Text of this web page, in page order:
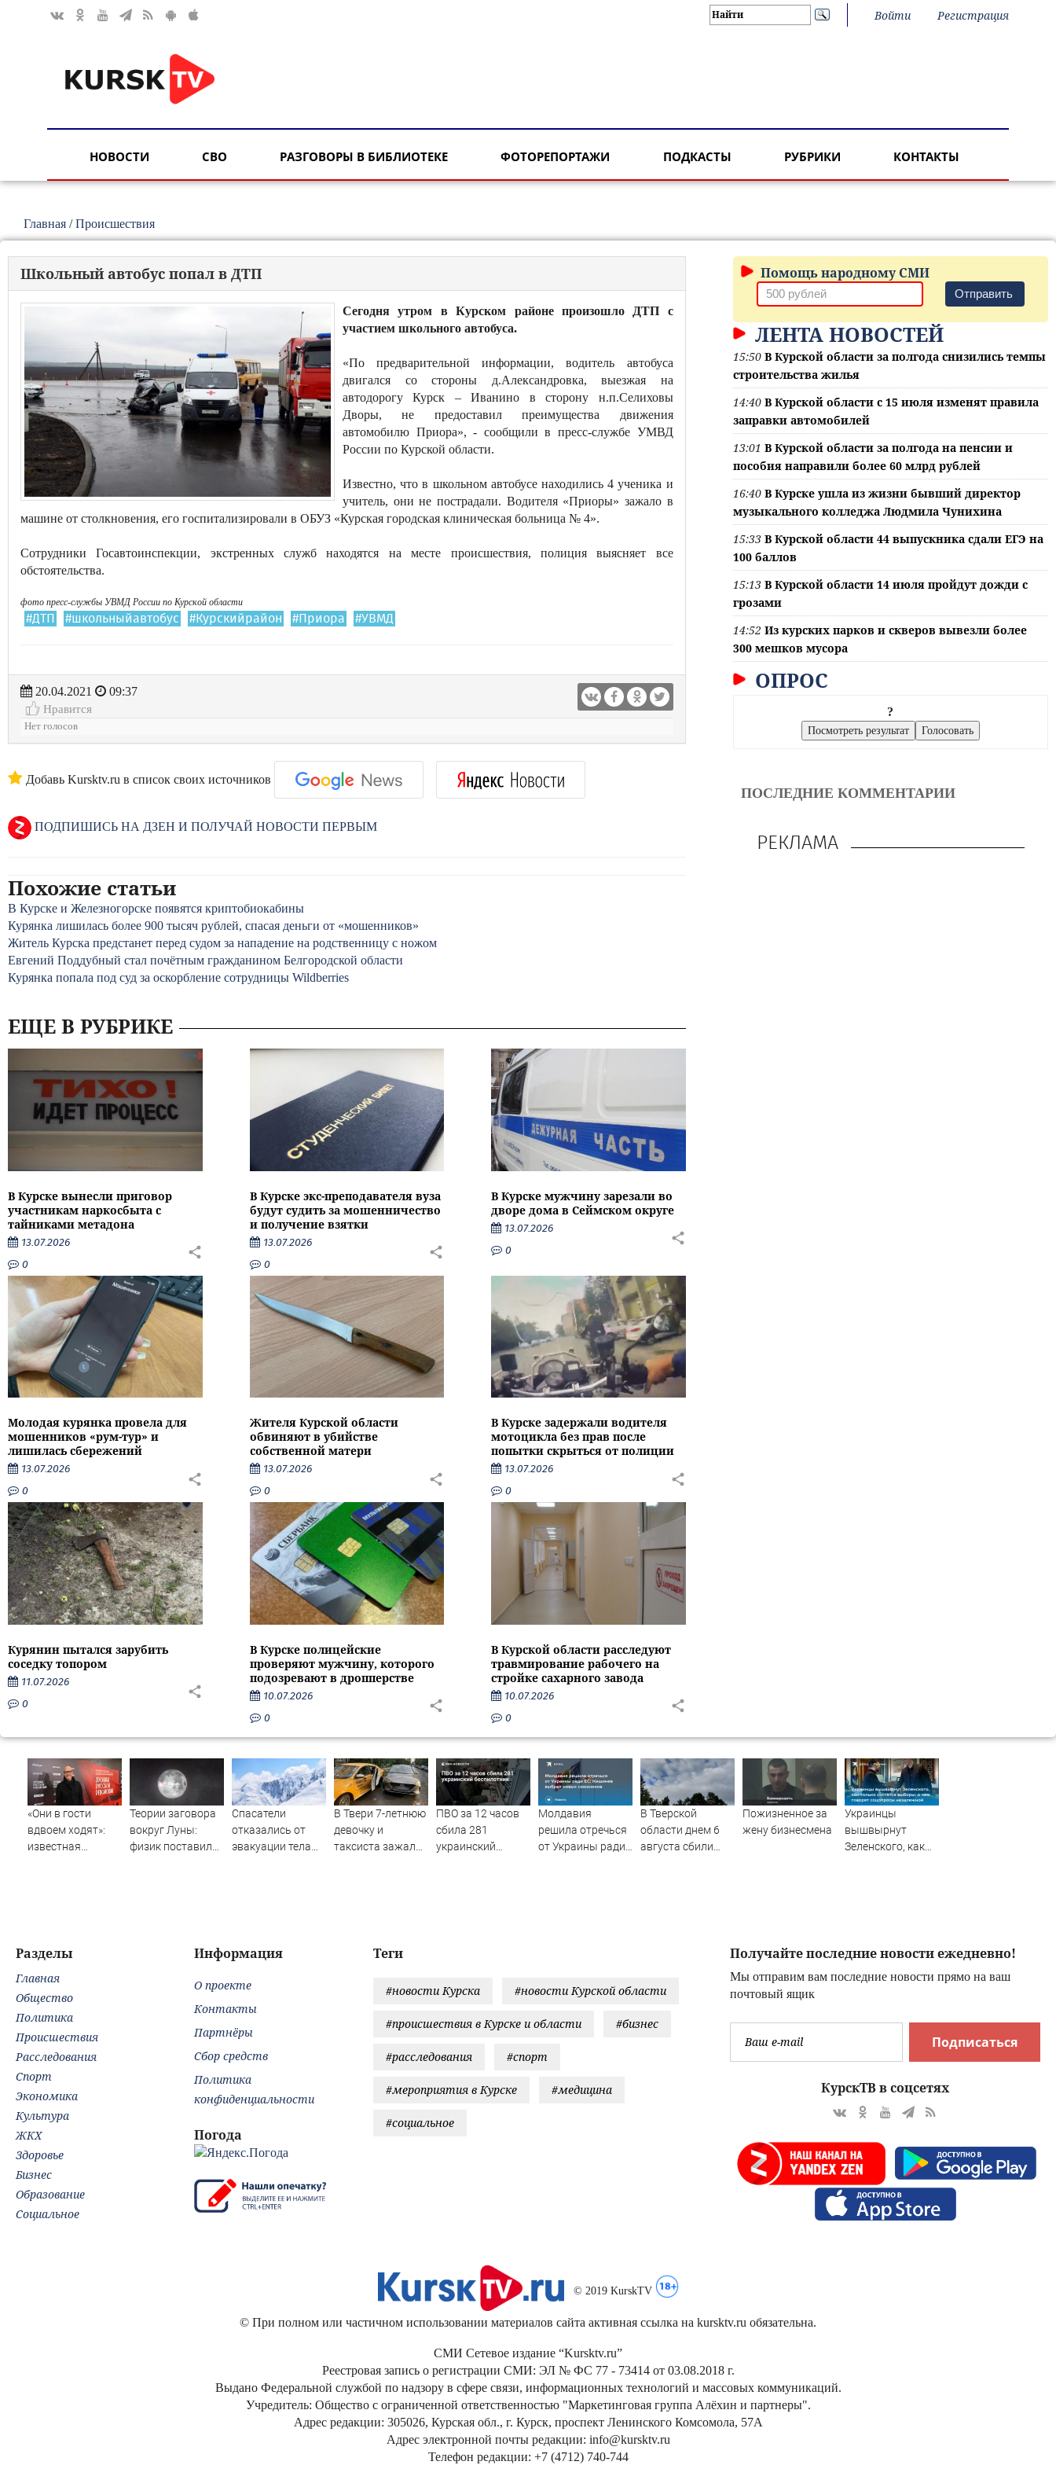
Войти Регистрация
НОВОСТИ СВО РАЗГОВОРЫ В БИБЛИОТЕКЕ ФОТОРЕПОРТАЖИ ПОДКАСТЫ РУБРИКИ КОНТАКТЫ
Главная /Происшествия
Школьный автобус попал в ДТП
Сегодня утром в Курском районе произошло ДТП с
участием школьного автобуса.
«По предварительной информации, водитель автобуса
двигался со стороны д.Александровка, выезжая на
автодорогу Курск – Иванино в сторону н.п.Селиховы
Дворы, не предоставил преимущества движения
автомобилю Приора», - сообщили в пресс-службе УМВД
России по Курской области.
Известно, что в школьном автобусе находились 4 ученика и
учитель, они не пострадали. Водителя «Приоры» зажало в
машине от столкновения, его госпитализировали в ОБУЗ «Курская городская клиническая больница № 4».
Сотрудники Госавтоинспекции, экстренных служб находятся на месте происшествия, полиция выясняет все
обстоятельства.
фото пресс-службы УВМД России по Курской области
#ДТП #школьныйавтобус #Курскийрайон #Приора #УВМД
20.04.2021
09:37
Нравится
Нет голосов
Добавь Kursktv.ru в список своих источников
ПОДПИШИСЬ НА ДЗЕН И ПОЛУЧАЙ НОВОСТИ ПЕРВЫМ
Похожие статьи
В Курске и Железногорске появятся криптобиокабины
Курянка лишилась более 900 тысяч рублей, спасая деньги от «мошенников»
Житель Курска предстанет перед судом за нападение на родственницу с ножом
Евгений Поддубный стал почётным гражданином Белгородской области
Курянка попала под суд за оскорбление сотрудницы Wildberries
ЕЩЕ В РУБРИКЕ
В Курске вынесли приговор
участникам наркосбыта с
тайниками метадона
13.07.2026
0
В Курске экс-преподавателя вуза
будут судить за мошенничество
и получение взятки
13.07.2026
0
В Курске мужчину зарезали во
дворе дома в Сеймском округе
13.07.2026
0
Молодая курянка провела для
мошенников «рум-тур» и
лишилась сбережений
13.07.2026
0
Жителя Курской области
обвиняют в убийстве
собственной матери
13.07.2026
0
В Курске задержали водителя
мотоцикла без прав после
попытки скрыться от полиции
13.07.2026
0
Курянин пытался зарубить
соседку топором
11.07.2026
0
В Курске полицейские
проверяют мужчину, которого
подозревают в дропперстве
10.07.2026
0
В Курской области расследуют
травмирование рабочего на
стройке сахарного завода
10.07.2026
0
Помощь народному СМИ
Отправить
ЛЕНТА НОВОСТЕЙ
15:50 В Курской области за полгода снизились темпы
строительства жилья
14:40 В Курской области с 15 июля изменят правила
заправки автомобилей
13:01 В Курской области за полгода на пенсии и
пособия направили более 60 млрд рублей
16:40 В Курске ушла из жизни бывший директор
музыкального колледжа Людмила Чунихина
15:33 В Курской области 44 выпускника сдали ЕГЭ на
100 баллов
15:13 В Курской области 14 июля пройдут дожди с
грозами
14:52 Из курских парков и скверов вывезли более
300 мешков мусора
ОПРОС
?
ПОСЛЕДНИЕ КОММЕНТАРИИ
РЕКЛАМА
«Они в гости
вдвоем ходят»:
известная
Теории заговора
вокруг Луны:
физик поставил
Спасатели
отказались от
эвакуации тела
В Твери 7-летнюю
девочку и
таксиста зажало
Тверские новости.
ПВО за 12 часов
сбила 281
украинский
Молдавия
решила отречься
от Украины ради
В Тверской
области днем 6
августа сбили
Пожизненное за
жену бизнесмена
Украинцы
вышвырнут
Зеленского, как
Получайте последние новости ежедневно!
Мы отправим вам последние новости прямо на ваш
почтовый ящик
Подписаться
КурскТВ в соцсетях
Теги
#новости Курска #новости Курской области
#происшествия в Курске и области #бизнес
#расследования #спорт
#мероприятия в Курске #медицина
#социальное
Разделы
Главная
Общество
Политика
Происшествия
Расследования
Спорт
Экономика
Культура
ЖКХ
Здоровье
Бизнес
Образование
Социальное
Информация
О проекте
Контакты
Партнёры
Сбор средств
Политика
конфиденциальности
Погода
© 2019 KurskTV
© При полном или частичном использовании материалов сайта активная ссылка на kursktv.ru обязательна.
СМИ Сетевое издание “Kursktv.ru”
Реестровая запись о регистрации СМИ: ЭЛ № ФС 77 - 73414 от 03.08.2018 г.
Выдано Федеральной службой по надзору в сфере связи, информационных технологий и массовых коммуникаций.
Учредитель: Общество с ограниченной ответственностью "Маркетинговая группа Алёхин и партнеры".
Адрес редакции: 305026, Курская обл., г. Курск, проспект Ленинского Комсомола, 57А
Адрес электронной почты редакции: info@kursktv.ru
Телефон редакции: +7 (4712) 740-744